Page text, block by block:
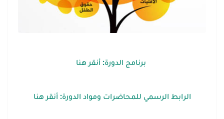
برنامج الدورة: أنقر هنا
الرابط الرسمي للمحاضرات ومواد الدورة: أنقر هنا